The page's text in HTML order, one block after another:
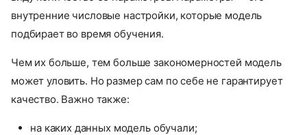
внутренние числовые настройки, которые модель
подбирает во время обучения.
Чем их больше, тем больше закономерностей модель
может уловить. Но размер сам по себе не гарантирует
качество. Важно также:
на каких данных модель обучали;